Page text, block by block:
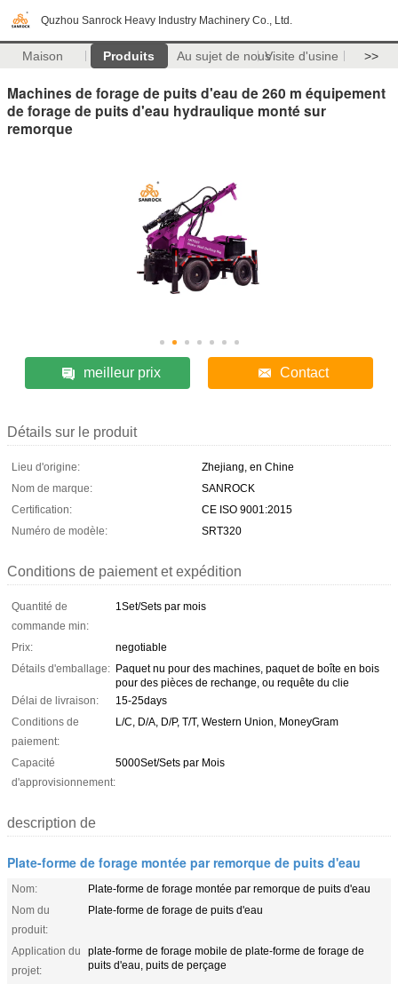
Quzhou Sanrock Heavy Industry Machinery Co., Ltd.
Maison Produits Au sujet de nousVisite d'usine >>
Machines de forage de puits d'eau de 260 m équipement
de forage de puits d'eau hydraulique monté sur
remorque
meilleur prix Contact
Détails sur le produit
Lieu d'origine:
Zhejiang, en Chine
Nom de marque:
SANROCK
Certification:
CE ISO 9001:2015
Numéro de modèle:
SRT320
Conditions de paiement et expédition
Quantité de
commande min:
1Set/Sets par mois
Prix:
negotiable
Détails d'emballage: Paquet nu pour des machines, paquet de boîte en bois
pour des pièces de rechange, ou requête du clie
Délai de livraison:
15-25days
Conditions de
paiement:
L/C, D/A, D/P, T/T, Western Union, MoneyGram
Capacité
d'approvisionnement:
5000Set/Sets par Mois
description de
Plate-forme de forage montée par remorque de puits d'eau
Nom:
Plate-forme de forage montée par remorque de puits d'eau
Nom du
produit:
Plate-forme de forage de puits d'eau
Application du
projet:
plate-forme de forage mobile de plate-forme de forage de
puits d'eau, puits de perçage